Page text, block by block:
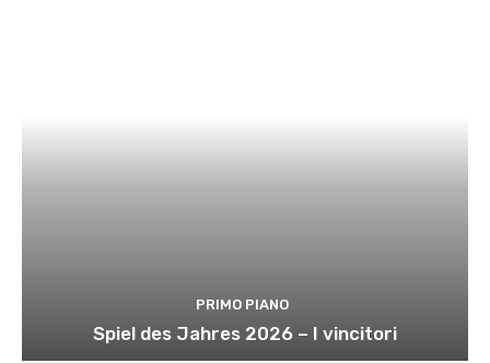
PRIMO PIANO
Spiel des Jahres 2026 – I vincitori